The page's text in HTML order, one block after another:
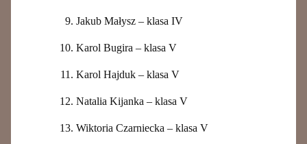
Jakub Małysz – klasa IV
Karol Bugira – klasa V
Karol Hajduk – klasa V
Natalia Kijanka – klasa V
Wiktoria Czarniecka – klasa V